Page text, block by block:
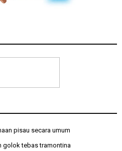
pisau secara umum
golok tebas tramontina